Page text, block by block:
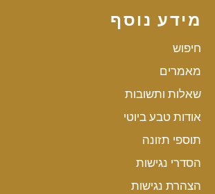
מידע נוסף
חיפוש
מאמרים
שאלות ותשובות
אודות טבע ביוטי
תוספי תזונה
הסדרי נגישות
הצהרת נגישות